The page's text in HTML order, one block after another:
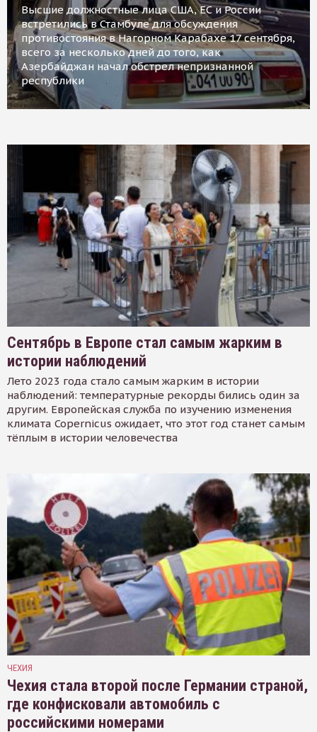
Высшие должностные лица США, ЕС и России
встретились в Стамбуле для обсуждения
противостояния в Нагорном Карабахе 17 сентября,
всего за несколько дней до того, как
Азербайджан начал обстрел непризнанной
республики
Сентябрь в Европе стал самым жарким в
истории наблюдений
Лето 2023 года стало самым жарким в истории
наблюдений: температурные рекорды бились один за
другим. Европейская служба по изучению изменения
климата Copernicus ожидает, что этот год станет самым
тёплым в истории человечества
ЧЕХИЯ
Чехия стала второй после Германии страной,
где конфисковали автомобиль с
российскими номерами